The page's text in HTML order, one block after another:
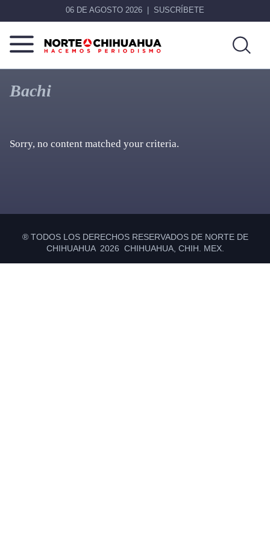
06 DE AGOSTO 2026 SUSCRÍBETE
Norte
De
Chihuahua
Más
que
noticias,
Bachi
Sorry, no content matched your criteria.
® TODOS LOS DERECHOS RESERVADOS DE NORTE DE
CHIHUAHUA 2026 CHIHUAHUA, CHIH. MEX.